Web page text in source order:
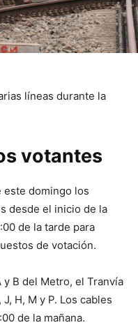
líneas durante la
votantes
este domingo los
desde el inicio de la
de la tarde para
de votación.
y B del Metro, el Tranvía
H, M y P. Los cables
de la mañana.